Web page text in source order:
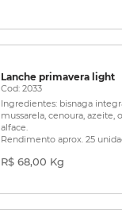
Lanche primavera light
Cod: 2033
Ingredientes: bisnaga
mussarela, cenoura, azeite,
alface.
Rendimento aprox. 25
R$ 68,00 Kg